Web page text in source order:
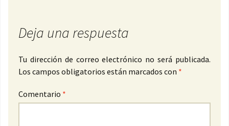
Deja una respuesta
Tu dirección de correo electrónico no será publicada.
Los campos obligatorios están marcados con *
Comentario *